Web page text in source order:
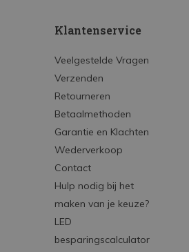
Klantenservice
Veelgestelde Vragen
Verzenden
Retourneren
Betaalmethoden
Garantie en Klachten
Wederverkoop
Contact
Hulp nodig bij het
maken van je keuze?
LED
besparingscalculator